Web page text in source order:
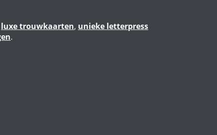
luxe trouwkaarten, unieke letterpress
.